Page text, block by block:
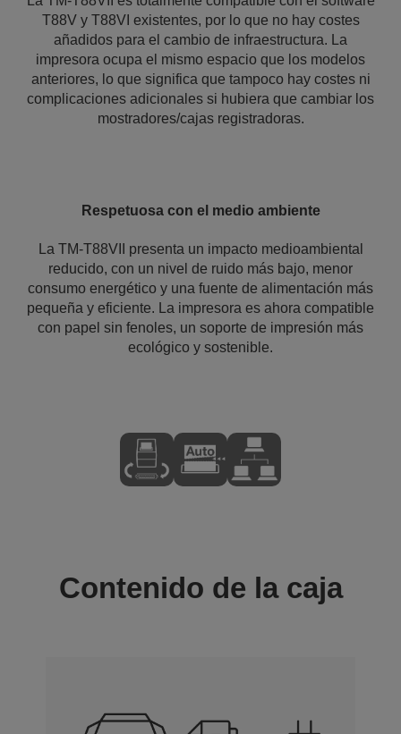
T88V y T88VI existentes, por lo que no hay costes
añadidos para el cambio de infraestructura. La
impresora ocupa el mismo espacio que los modelos
anteriores, lo que significa que tampoco hay costes ni
complicaciones adicionales si hubiera que cambiar los
mostradores/cajas registradoras.
Respetuosa con el medio ambiente
La TM-T88VII presenta un impacto medioambiental
reducido, con un nivel de ruido más bajo, menor
consumo energético y una fuente de alimentación más
pequeña y eficiente. La impresora es ahora compatible
con papel sin fenoles, un soporte de impresión más
ecológico y sostenible.
Contenido de la caja